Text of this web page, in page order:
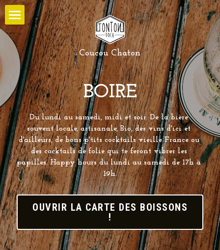
Coucou Chaton
ACCUEIL
COMMANDER
BOIRE
HAPPY HOURS
MANGER
BRUNCHER
RESERVATION ET CONTACT
HORAIRES
RESERVER
BOIRE
Du lundi au samedi, midi et soir. De la bière
souvent locale, artisanale, Bio, des vins d'ici et
d'ailleurs, de bons p'tits cocktails vieille France ou
des cocktails de folie qui te feront vibrer les
papilles. Happy hours du lundi au samedi de 17h à
19h.
OUVRIR LA CARTE DES BOISSONS
!